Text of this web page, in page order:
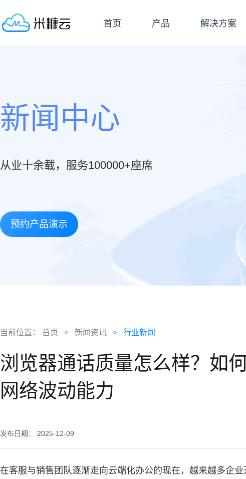
首页 产品 解决方案
新闻中心
从业十余载，服务100000+座席
预约产品演示
当前位置： 首页 > 新闻资讯 > 行业新闻
浏览器通话质量怎么样？如
网络波动能力
发布日期： 2025-12-09
在客服与销售团队逐渐走向云端化办公的现在，越来越多企